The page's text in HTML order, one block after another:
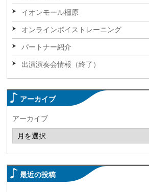
イオンモール橿原
オンラインボイストレーニング
パートナー紹介
出演演奏会情報（終了）
アーカイブ
アーカイブ
最近の投稿